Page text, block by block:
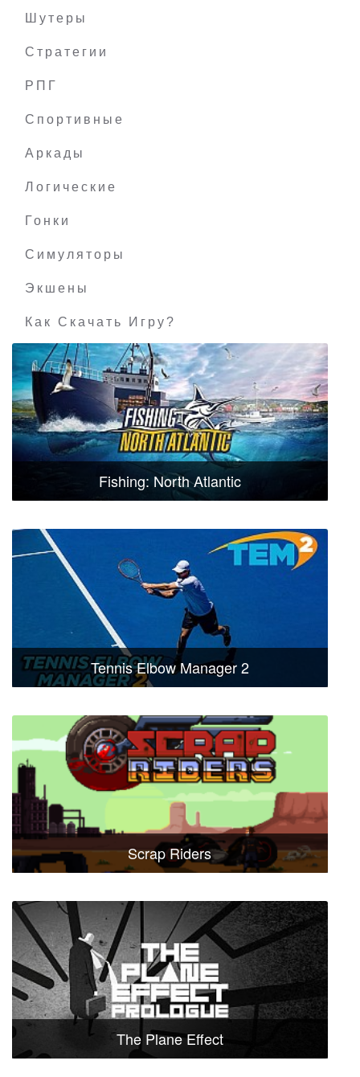
Шутеры
Стратегии
РПГ
Спортивные
Аркады
Логические
Гонки
Симуляторы
Экшены
Как Скачать Игру?
Fishing: North Atlantic
Tennis Elbow Manager 2
Scrap Riders
The Plane Effect